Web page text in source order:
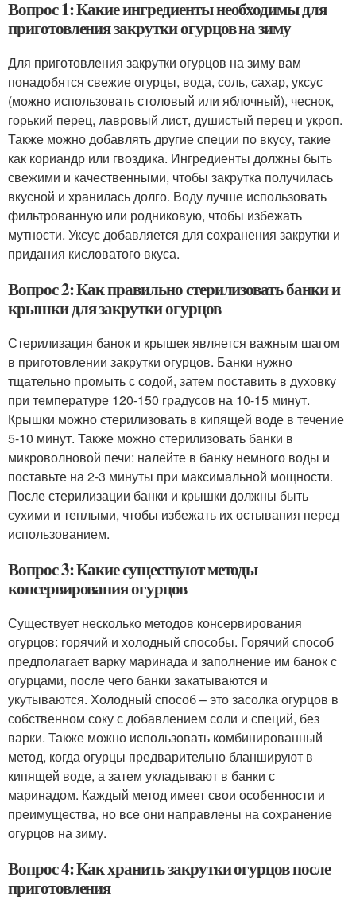
Вопрос 1: Какие ингредиенты необходимы для
приготовления закрутки огурцов на зиму
Для приготовления закрутки огурцов на зиму вам
понадобятся свежие огурцы, вода, соль, сахар, уксус
(можно использовать столовый или яблочный), чеснок,
горький перец, лавровый лист, душистый перец и укроп.
Также можно добавлять другие специи по вкусу, такие
как кориандр или гвоздика. Ингредиенты должны быть
свежими и качественными, чтобы закрутка получилась
вкусной и хранилась долго. Воду лучше использовать
фильтрованную или родниковую, чтобы избежать
мутности. Уксус добавляется для сохранения закрутки и
придания кисловатого вкуса.
Вопрос 2: Как правильно стерилизовать банки и
крышки для закрутки огурцов
Стерилизация банок и крышек является важным шагом
в приготовлении закрутки огурцов. Банки нужно
тщательно промыть с содой, затем поставить в духовку
при температуре 120-150 градусов на 10-15 минут.
Крышки можно стерилизовать в кипящей воде в течение
5-10 минут. Также можно стерилизовать банки в
микроволновой печи: налейте в банку немного воды и
поставьте на 2-3 минуты при максимальной мощности.
После стерилизации банки и крышки должны быть
сухими и теплыми, чтобы избежать их остывания перед
использованием.
Вопрос 3: Какие существуют методы
консервирования огурцов
Существует несколько методов консервирования
огурцов: горячий и холодный способы. Горячий способ
предполагает варку маринада и заполнение им банок с
огурцами, после чего банки закатываются и
укутываются. Холодный способ – это засолка огурцов в
собственном соку с добавлением соли и специй, без
варки. Также можно использовать комбинированный
метод, когда огурцы предварительно бланшируют в
кипящей воде, а затем укладывают в банки с
маринадом. Каждый метод имеет свои особенности и
преимущества, но все они направлены на сохранение
огурцов на зиму.
Вопрос 4: Как хранить закрутки огурцов после
приготовления